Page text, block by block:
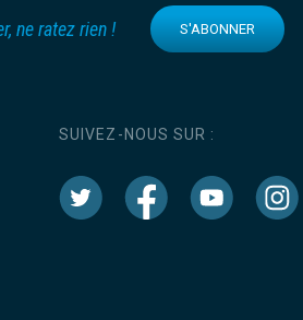
ne ratez rien ! S'ABONNER
SUIVEZ-NOUS SUR :